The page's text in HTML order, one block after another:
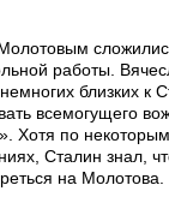
работы.
близких к
всемогущего
Хотя по
Сталин знал,
на Молотова.